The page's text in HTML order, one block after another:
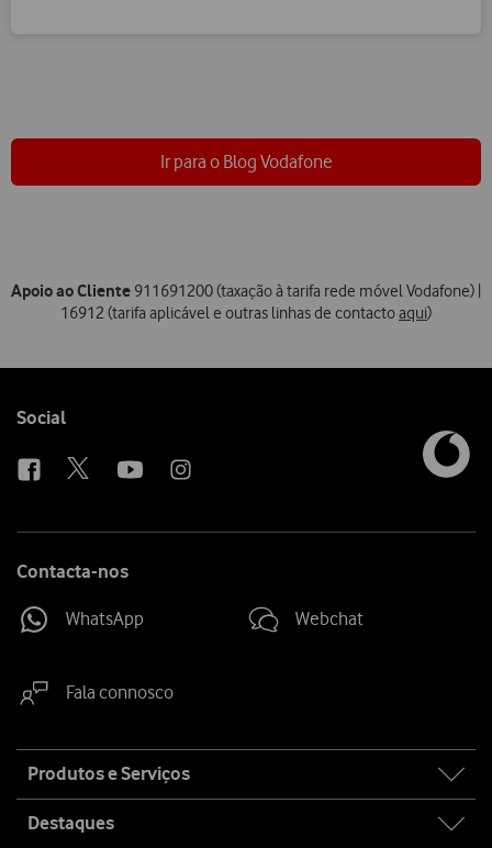
Ir para o Blog Vodafone
Apoio ao Cliente 911691200 (taxação à tarifa rede móvel Vodafone) |
16912 (tarifa aplicável e outras linhas de contactoaqui)
Follow
Social
Contacta-nos
WhatsApp Webchat
Fala connosco
map
Produtos e Serviços
Destaques